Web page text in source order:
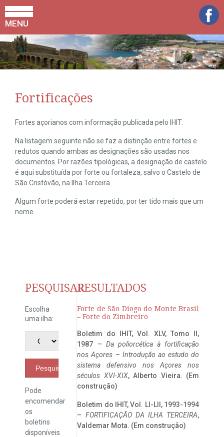
MENU
Fortificações
Fortes açorianos com informação publicada pelo IHIT.
Na listagem seguinte não se faz a distinção entre fortes e
redutos quando ambas as designações são usadas nos
documentos. Por razões tipológicas, a designação de castelo
é aqui substituída por forte ou fortaleza, salvo o Castelo de
São Cristóvão, na Ilha Terceira.
Algum forte poderá estar repetido, por ter tido mais que um
nome.
PESQUISAR
Escolha
uma ilha:
Pesquisar
Pode
encomendar
os
boletins
disponíveis
RESULTADOS
Forte de São Diogo do Monte Brasil
– Forte do Zimbreiro
Boletim do IHIT, Vol. XLV, Tomo II,
1987 – Da poliorcética à fortificação
nos Açores – Introdução ao estudo do
sistema defensivo nos Açores nos
séculos XVI-XIX, Alberto Vieira. (Em
construção)
Boletim do IHIT, Vol. LI-LII, 1993-1994
– FORTIFICAÇÃO DA ILHA TERCEIRA,
Valdemar Mota. (Em construção)